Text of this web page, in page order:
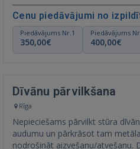
Cenu piedāvājumi no
Piedāvājums Nr.1
350,00€
Piedāvājums
400,00€
Dīvānu pārvilkšana
Rīga
Nepieciešams pārvilkt stūra
audumu un pārkrāsot tam